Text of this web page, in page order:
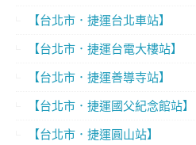
【台北市．捷運台北車站】
【台北市．捷運台電大樓站】
【台北市．捷運善導寺站】
【台北市．捷運國父紀念館站】
【台北市．捷運圓山站】